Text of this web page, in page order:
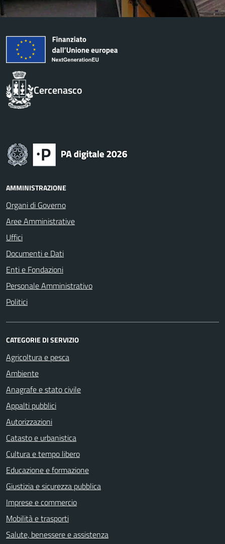
Cercenasco
AMMINISTRAZIONE
Organi di Governo
Aree Amministrative
Uffici
Documenti e Dati
Enti e Fondazioni
Personale Amministrativo
Politici
CATEGORIE DI SERVIZIO
Agricoltura e pesca
Ambiente
Anagrafe e stato civile
Appalti pubblici
Autorizzazioni
Catasto e urbanistica
Cultura e tempo libero
Educazione e formazione
Giustizia e sicurezza pubblica
Imprese e commercio
Mobilità e trasporti
Salute, benessere e assistenza